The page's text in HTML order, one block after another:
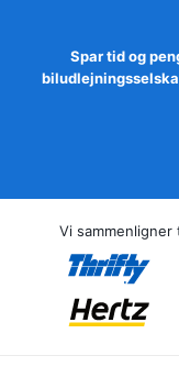
Spar tid og
Vi